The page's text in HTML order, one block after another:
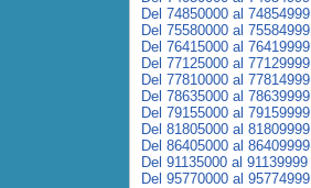
Del 74850000 al 74854999
Del 75580000 al 75584999
Del 76415000 al 76419999
Del 77125000 al 77129999
Del 77810000 al 77814999
Del 78635000 al 78639999
Del 79155000 al 79159999
Del 81805000 al 81809999
Del 86405000 al 86409999
Del 91135000 al 91139999
Del 95770000 al 95774999